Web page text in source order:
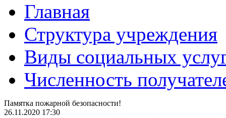
Главная
Структура учреждения
Виды социальных
Численность
Памятка пожарной безопасности!
26.11.2020 17:30